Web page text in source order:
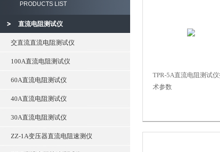
PRODUCTS LIST
直流电阻测试仪
交直流直流电阻测试仪
100A直流电阻测试仪
60A直流电阻测试仪
40A直流电阻测试仪
30A直流电阻测试仪
ZZ-1A变压器直流电阻速测仪
TPR-5A直流电阻测试
术参数